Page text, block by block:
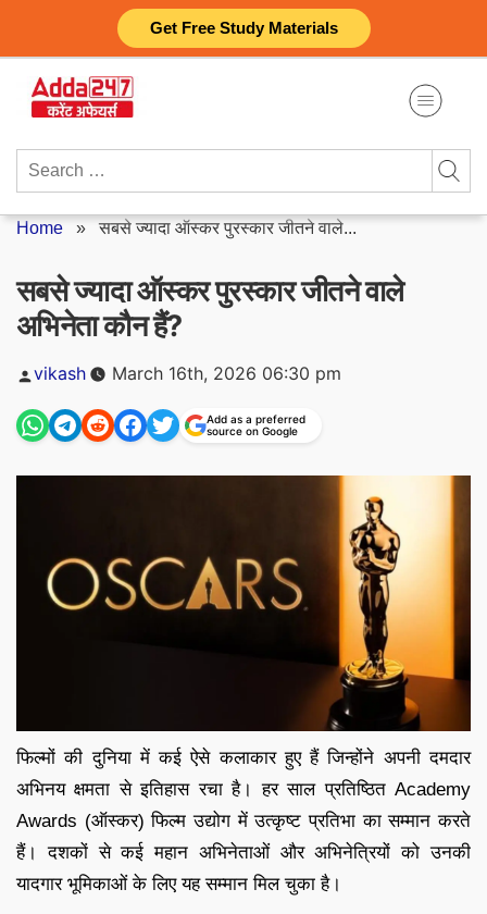
Get Free Study Materials
content
Search
Home »सबसे ज्यादा ऑस्कर पुरस्कार जीतने वाले...
सबसे ज्यादा ऑस्कर पुरस्कार जीतने वाले
अभिनेता कौन हैं?
Posted
vikash March 16th, 2026 06:30 pm
Add as a preferred
source on Google
फिल्मों की दुनिया में कई ऐसे कलाकार हुए हैं जिन्होंने अपनी दमदार
अभिनय क्षमता से इतिहास रचा है। हर साल प्रतिष्ठित Academy
Awards (ऑस्कर) फिल्म उद्योग में उत्कृष्ट प्रतिभा का सम्मान करते
हैं। दशकों से कई महान अभिनेताओं और अभिनेत्रियों को उनकी
यादगार भूमिकाओं के लिए यह सम्मान मिल चुका है।